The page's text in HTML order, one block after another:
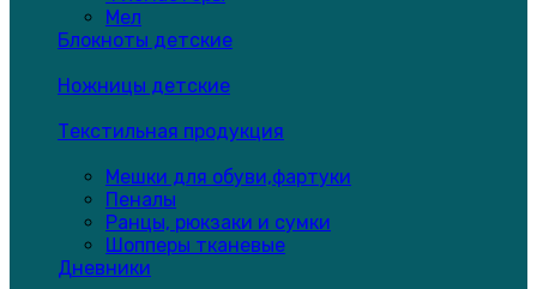
Мел
Блокноты детские
Ножницы детские
Текстильная продукция
Мешки для обуви,фартуки
Пеналы
Ранцы, рюкзаки и сумки
Шопперы тканевые
Дневники